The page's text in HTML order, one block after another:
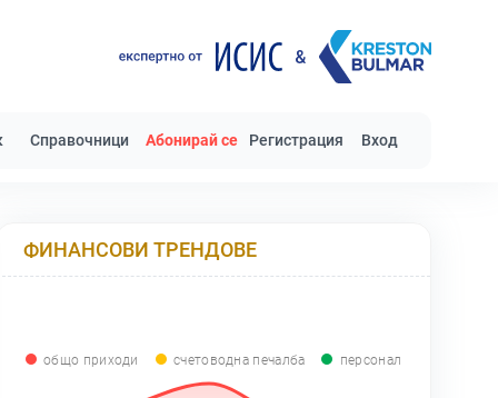
Справочници Абонирай се Регистрация Вход
ФИНАНСОВИ ТРЕНДОВЕ
общо приходи счетоводна печалба персонал